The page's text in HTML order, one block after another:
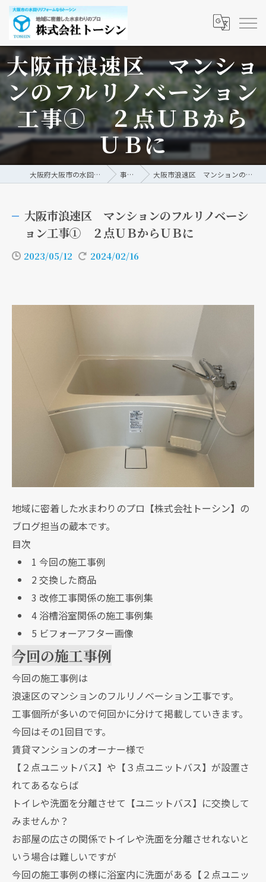
大阪市浪速区 マンショ
ンのフルリノベーション
工事① ２点ＵＢから
ＵＢに
大阪府大阪市の水回りリフォームなら株式会社トーシン 事例/ブログ 大阪市浪速区 マンションのフルリノベーション工事① ２点ＵＢからＵＢに
大阪市浪速区 マンションのフルリノベーシ
ョン工事① ２点ＵＢからＵＢに
2023/05/12 2024/02/16
地域に密着した水まわりのプロ【株式会社トーシン】の
ブログ担当の蔵本です。
目次
1 今回の施工事例
2交換した商品
3 改修工事関係の施工事例集
4浴槽浴室関係の施工事例集
5 ビフォーアフター画像
今回の施工事例
今回の施工事例は
浪速区のマンションのフルリノベーション工事です。
工事個所が多いので何回かに分けて掲載していきます。
今回はその1回目です。
賃貸マンションのオーナー様で
【２点ユニットバス】や【３点ユニットバス】が設置さ
れてあるならば
トイレや洗面を分離させて【ユニットバス】に交換して
みませんか？
お部屋の広さの関係でトイレや洗面を分離させれないと
いう場合は難しいですが
今回の施工事例の様に浴室内に洗面がある【２点ユニッ